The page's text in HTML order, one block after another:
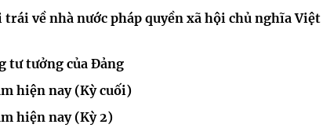
về nhà nước pháp quyền xã hội chủ nghĩa Việt
tư tưởng của Đảng
hiện nay (Kỳ cuối)
hiện nay (Kỳ 2)